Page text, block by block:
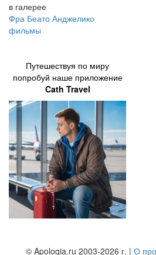
в галерее
Фра Беато Анджелико
фильмы
Путешествуя по миру
попробуй наше приложение
Cath Travel
© Apologia.ru 2003-2026 г. | О